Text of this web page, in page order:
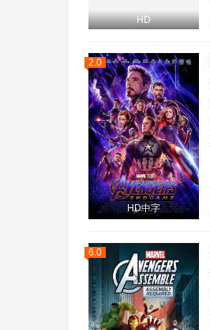
HD
2.0
HD中字
6.0